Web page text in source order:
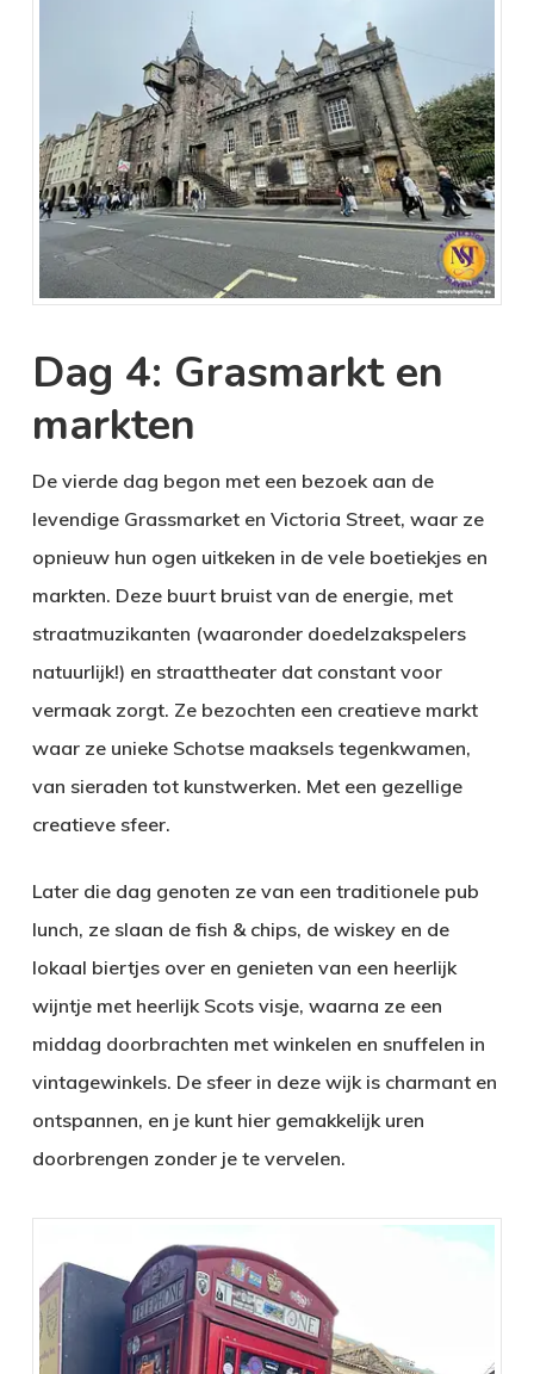
Dag 4: Grasmarkt en
markten
De vierde dag begon met een bezoek aan de
levendige Grassmarket en Victoria Street, waar ze
opnieuw hun ogen uitkeken in de vele boetiekjes en
markten. Deze buurt bruist van de energie, met
straatmuzikanten (waaronder doedelzakspelers
natuurlijk!) en straattheater dat constant voor
vermaak zorgt. Ze bezochten een creatieve markt
waar ze unieke Schotse maaksels tegenkwamen,
van sieraden tot kunstwerken. Met een gezellige
creatieve sfeer.
Later die dag genoten ze van een traditionele pub
lunch, ze slaan de fish & chips, de wiskey en de
lokaal biertjes over en genieten van een heerlijk
wijntje met heerlijk Scots visje, waarna ze een
middag doorbrachten met winkelen en snuffelen in
vintagewinkels. De sfeer in deze wijk is charmant en
ontspannen, en je kunt hier gemakkelijk uren
doorbrengen zonder je te vervelen.